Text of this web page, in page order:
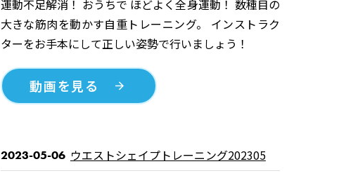
運動不足解消！ おうちで ほどよく全身運動！ 数種目の
大きな筋肉を動かす自重トレーニング。 インストラク
ターをお手本にして正しい姿勢で行いましょう！
動画を見る
2023-05-06 ウエストシェイプトレーニング202305